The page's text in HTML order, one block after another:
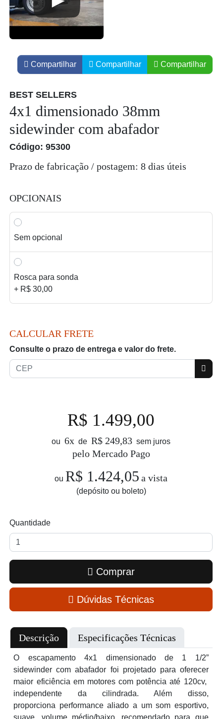
Compartilhar Compartilhar Compartilhar
BEST SELLERS
4x1 dimensionado 38mm
sidewinder com abafador
Código: 95300
Prazo de fabricação / postagem: 8 dias úteis
OPCIONAIS
Sem opcional
Rosca para sonda
+ R$ 30,00
CALCULAR FRETE
Consulte o prazo de entrega e valor do frete.
R$ 1.499,00
ou 6x de R$ 249,83 sem juros
pelo Mercado Pago
ou R$ 1.424,05 a vista
(depósito ou boleto)
Quantidade
Comprar
Dúvidas Técnicas
Descrição Especificações Técnicas
O escapamento 4x1 dimensionado de 1 1/2”
sidewinder com abafador foi projetado para oferecer
maior eficiência em motores com potência até 120cv,
independente da cilindrada. Além disso,
proporciona performance aliado a um som esportivo,
suave, volume médio/baixo, recomendado para que